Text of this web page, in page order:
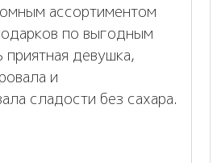
ассортиментом
по выгодным
девушка,
и
сладости без сахара.